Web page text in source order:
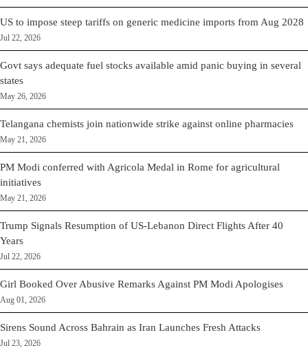
US to impose steep tariffs on generic medicine imports from Aug 2028
Jul 22, 2026
Govt says adequate fuel stocks available amid panic buying in several
states
May 26, 2026
Telangana chemists join nationwide strike against online pharmacies
May 21, 2026
PM Modi conferred with Agricola Medal in Rome for agricultural
initiatives
May 21, 2026
Trump Signals Resumption of US-Lebanon Direct Flights After 40
Years
Jul 22, 2026
Girl Booked Over Abusive Remarks Against PM Modi Apologises
Aug 01, 2026
Sirens Sound Across Bahrain as Iran Launches Fresh Attacks
Jul 23, 2026